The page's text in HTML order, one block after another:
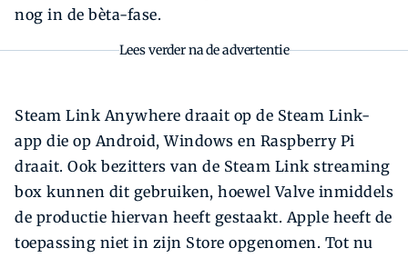
nog in de bèta-fase.
Lees verder na de advertentie
Steam Link Anywhere draait op de Steam Link-
app die op Android, Windows en Raspberry Pi
draait. Ook bezitters van de Steam Link streaming
box kunnen dit gebruiken, hoewel Valve inmiddels
de productie hiervan heeft gestaakt. Apple heeft de
toepassing niet in zijn Store opgenomen. Tot nu